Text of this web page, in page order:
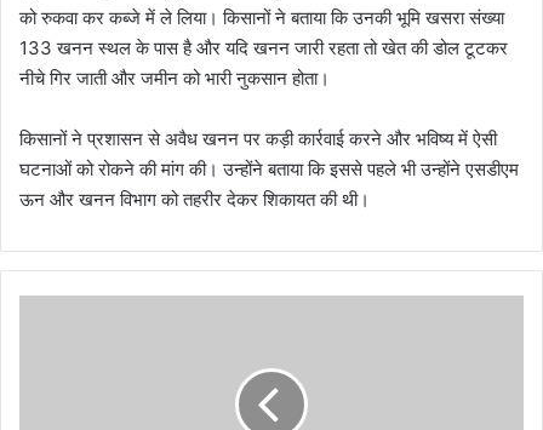
को रुकवा कर कब्जे में ले लिया। किसानों ने बताया कि उनकी भूमि खसरा संख्या
133 खनन स्थल के पास है और यदि खनन जारी रहता तो खेत की डोल टूटकर
नीचे गिर जाती और जमीन को भारी नुकसान होता।
किसानों ने प्रशासन से अवैध खनन पर कड़ी कार्रवाई करने और भविष्य में ऐसी
घटनाओं को रोकने की मांग की। उन्होंने बताया कि इससे पहले भी उन्होंने एसडीएम
ऊन और खनन विभाग को तहरीर देकर शिकायत की थी।